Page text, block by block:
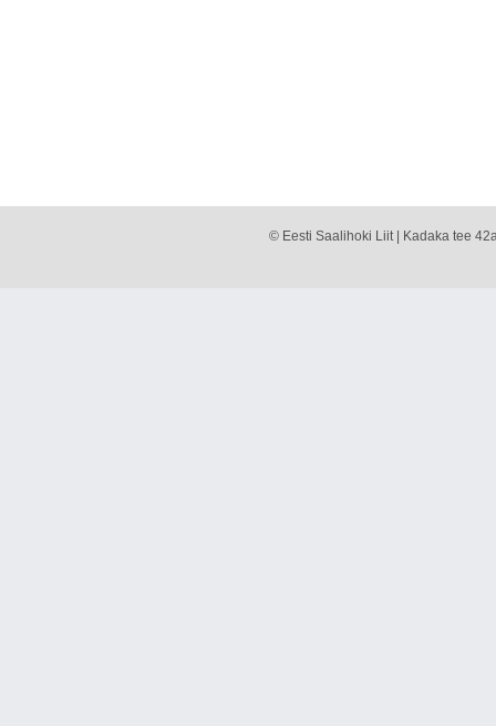
© Eesti Saalihoki Liit | Kadaka tee